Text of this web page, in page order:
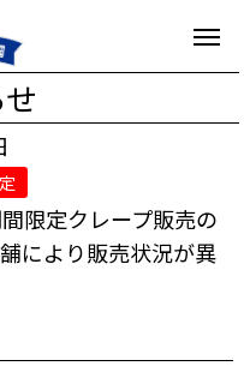
限定クレープ販売の
より販売状況が異